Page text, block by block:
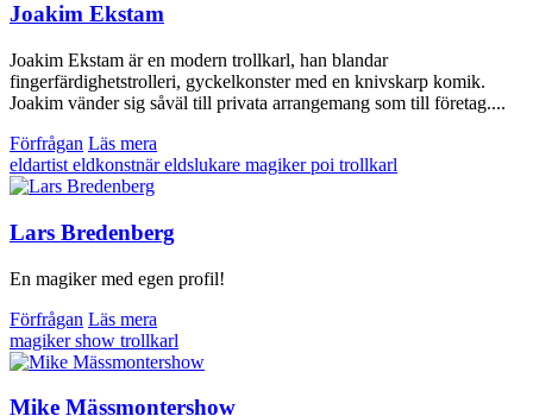
Joakim Ekstam
Joakim Ekstam är en modern trollkarl, han blandar
fingerfärdighetstrolleri, gyckelkonster med en knivskarp komik.
Joakim vänder sig såväl till privata arrangemang som till företag....
Förfrågan Läs mera
eldartist eldkonstnäreldslukare magikerpoi trollkarl
Lars Bredenberg
En magiker med egen profil!
Förfrågan Läs mera
magikershow trollkarl
Mike Mässmontershow